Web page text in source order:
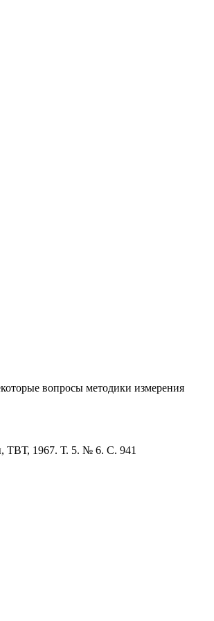
вопросы методики измерения
ТВТ, 1967. Т. 5. № 6. С. 941